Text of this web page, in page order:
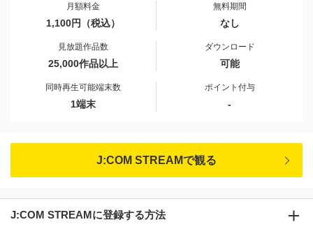
月額料金
1,100円（税込）
無料期間
なし
見放題作品数
25,000作品以上
ダウンロード
可能
同時再生可能端末数
1端末
ポイント付与
-
J:COM STREAMで観る
J:COM STREAMに登録する方法